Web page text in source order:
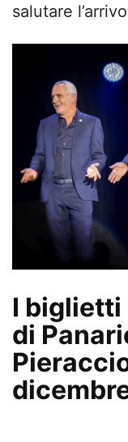
salutare
I biglietti
di